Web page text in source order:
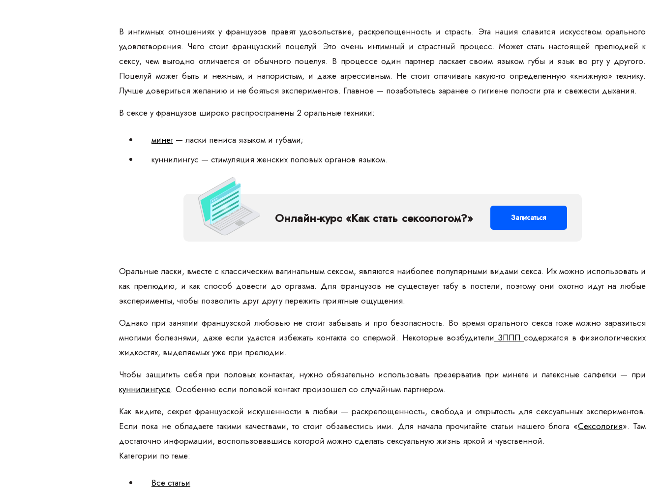
В интимных отношениях у французов правят удовольствие, раскрепощенность и страсть. Эта нация славится искусством орального
удовлетворения. Чего стоит французский поцелуй. Это очень интимный и страстный процесс. Может стать настоящей прелюдией к
сексу, чем выгодно отличается от обычного поцелуя. В процессе один партнер ласкает своим языком губы и язык во рту у другого.
Поцелуй может быть и нежным, и напористым, и даже агрессивным. Не стоит оттачивать какую-то определенную «книжную» технику.
Лучше довериться желанию и не бояться экспериментов. Главное — позаботьтесь заранее о гигиене полости рта и свежести дыхания.
В сексе у французов широко распространены 2 оральные техники:
минет — ласки пениса языком и губами;
куннилингус — стимуляция женских половых органов языком.
Онлайн-курс «Как стать сексологом?» Записаться
Оральные ласки, вместе с классическим вагинальным сексом, являются наиболее популярными видами секса. Их можно использовать и
как прелюдию, и как способ довести до оргазма. Для французов не существует табу в постели, поэтому они охотно идут на любые
эксперименты, чтобы позволить друг другу пережить приятные ощущения.
Однако при занятии французской любовью не стоит забывать и про безопасность. Во время орального секса тоже можно заразиться
многими болезнями, даже если удастся избежать контакта со спермой. Некоторые возбудители ЗПППсодержатся в физиологических
жидкостях, выделяемых уже при прелюдии.
Чтобы защитить себя при половых контактах, нужно обязательно использовать презерватив при минете и латексные салфетки — при
куннилингусе. Особенно если половой контакт произошел со случайным партнером.
Как видите, секрет французской искушенности в любви — раскрепощенность, свобода и открытость для сексуальных экспериментов.
Если пока не обладаете такими качествами, то стоит обзавестись ими. Для начала прочитайте статьи нашего блога «Сексология». Там
достаточно информации, воспользовавшись которой можно сделать сексуальную жизнь яркой и чувственной.
Категории по теме:
Все статьи